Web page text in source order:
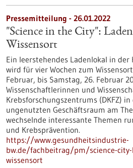
Pressemitteilung - 26.01.2022
"Science in the City":
Wissensort
Ein leerstehendes Ladenlokal in
wird für vier Wochen zum
Februar, bis Samstag, 26. Februar
Wissenschaftlerinnen und
Krebsforschungszentrums (DKFZ)
ungenutzten Geschäftsraum am
wechselnde interessante Themen
und Krebsprävention.
https://www.gesundheitsindustrie-
bw.de/fachbeitrag/pm/science-
wissensort